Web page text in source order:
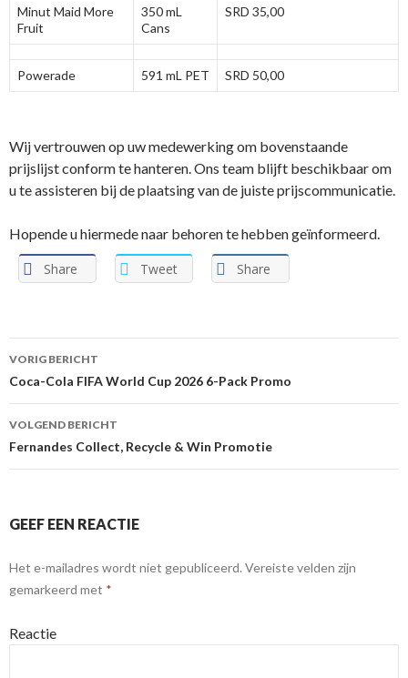
Minut Maid More
Fruit
350 mL
Cans
SRD 35,00
Powerade 591 mL PET SRD 50,00
Wij vertrouwen op uw medewerking om bovenstaande
prijslijst conform te hanteren. Ons team blijft beschikbaar om
u te assisteren bij de plaatsing van de juiste prijscommunicatie.
Hopende u hiermede naar behoren te hebben geïnformeerd.
Share Tweet Share
Berichtnavigatie
VORIG BERICHT
Coca-Cola FIFA World Cup 2026 6-Pack Promo
VOLGEND BERICHT
Fernandes Collect, Recycle & Win Promotie
GEEF EEN REACTIE
Het e-mailadres wordt niet gepubliceerd.Vereiste velden zijn
gemarkeerd met *
Reactie